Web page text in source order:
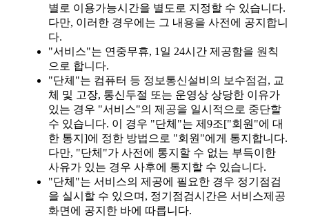
별로 이용가능시간을 별도로 지정할 수 있습니다.
다만, 이러한 경우에는 그 내용을 사전에 공지합니
다.
"서비스"는 연중무휴, 1일 24시간 제공함을 원칙
으로 합니다.
"단체"는 컴퓨터 등 정보통신설비의 보수점검, 교
체 및 고장, 통신두절 또는 운영상 상당한 이유가
있는 경우 "서비스"의 제공을 일시적으로 중단할
수 있습니다. 이 경우 "단체"는 제9조["회원"에 대
한 통지]에 정한 방법으로 "회원"에게 통지합니다.
다만, "단체"가 사전에 통지할 수 없는 부득이한
사유가 있는 경우 사후에 통지할 수 있습니다.
"단체"는 서비스의 제공에 필요한 경우 정기점검
을 실시할 수 있으며, 정기점검시간은 서비스제공
화면에 공지한 바에 따릅니다.